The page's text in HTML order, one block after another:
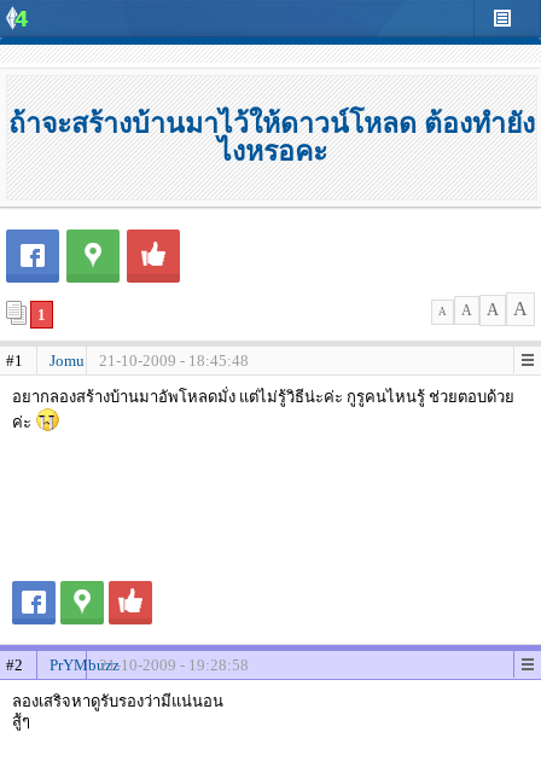
ถ้าจะสร้างบ้านมาไว้ให้ดาวน์โหลด ต้องทำยัง
ไงหรอคะ
1 A A A A
#1 Jomu
21-10-2009 - 18:45:48
อยากลองสร้างบ้านมาอัพโหลดมั่ง แต่ไม่รู้วิธีน่ะค่ะ กูรูคนไหนรู้ ช่วยตอบด้วย
ค่ะ
#2 PrYMbuzz21-10-2009 - 19:28:58
ลองเสริจหาดูรับรองว่ามีแน่นอน
สู้ๆ